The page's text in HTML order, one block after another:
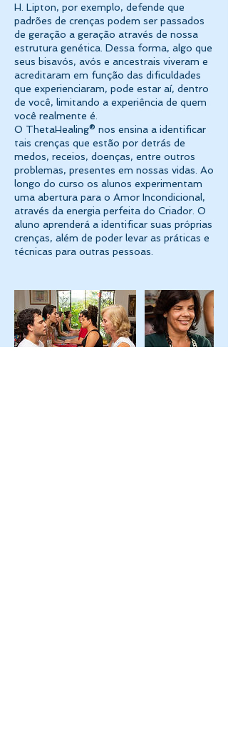
H. Lipton, por exemplo, defende que
padrões de crenças podem ser passados
de geração a geração através de nossa
estrutura genética. Dessa forma, algo que
seus bisavós, avós e ancestrais viveram e
acreditaram em função das dificuldades
que experienciaram, pode estar aí, dentro
de você, limitando a experiência de quem
você realmente é.
O ThetaHealing® nos ensina a identificar
tais crenças que estão por detrás de
medos, receios, doenças, entre outros
problemas, presentes em nossas vidas. Ao
longo do curso os alunos experimentam
uma abertura para o Amor Incondicional,
através da energia perfeita do Criador. O
aluno aprenderá a identificar suas próprias
crenças, além de poder levar as práticas e